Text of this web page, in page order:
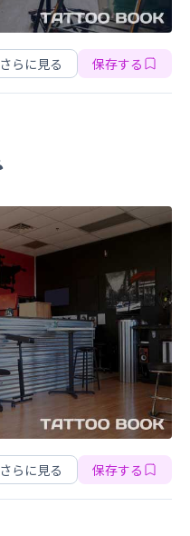
さらに見る 保存する
さらに見る 保存する